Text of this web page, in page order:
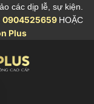
các dịp lễ, sự kiện.
0904525659 HOẶC
Plus